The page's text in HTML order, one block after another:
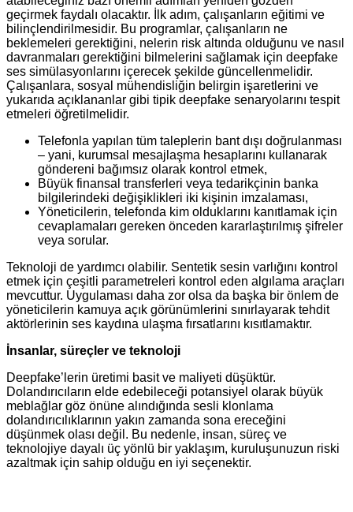
geçirmek faydalı olacaktır. İlk adım, çalışanların eğitimi ve
bilinçlendirilmesidir. Bu programlar, çalışanların ne
beklemeleri gerektiğini, nelerin risk altında olduğunu ve nasıl
davranmaları gerektiğini bilmelerini sağlamak için deepfake
ses simülasyonlarını içerecek şekilde güncellenmelidir.
Çalışanlara, sosyal mühendisliğin belirgin işaretlerini ve
yukarıda açıklananlar gibi tipik deepfake senaryolarını tespit
etmeleri öğretilmelidir.
Telefonla yapılan tüm taleplerin bant dışı doğrulanması
– yani, kurumsal mesajlaşma hesaplarını kullanarak
göndereni bağımsız olarak kontrol etmek,
Büyük finansal transferleri veya tedarikçinin banka
bilgilerindeki değişiklikleri iki kişinin imzalaması,
Yöneticilerin, telefonda kim olduklarını kanıtlamak için
cevaplamaları gereken önceden kararlaştırılmış şifreler
veya sorular.
Teknoloji de yardımcı olabilir. Sentetik sesin varlığını kontrol
etmek için çeşitli parametreleri kontrol eden algılama araçları
mevcuttur. Uygulaması daha zor olsa da başka bir önlem de
yöneticilerin kamuya açık görünümlerini sınırlayarak tehdit
aktörlerinin ses kaydına ulaşma fırsatlarını kısıtlamaktır.
İnsanlar, süreçler ve teknoloji
Deepfake’lerin üretimi basit ve maliyeti düşüktür.
Dolandırıcıların elde edebileceği potansiyel olarak büyük
meblağlar göz önüne alındığında sesli klonlama
dolandırıcılıklarının yakın zamanda sona ereceğini
düşünmek olası değil. Bu nedenle, insan, süreç ve
teknolojiye dayalı üç yönlü bir yaklaşım, kuruluşunuzun riski
azaltmak için sahip olduğu en iyi seçenektir.